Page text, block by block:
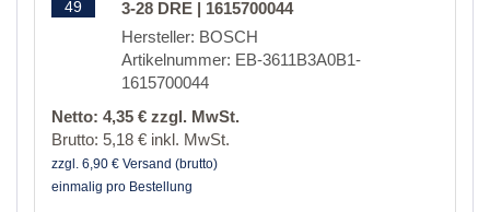
49
3-28 DRE | 1615700044
Hersteller: BOSCH
Artikelnummer: EB-3611B3A0B1-
1615700044
Netto: 4,35 € zzgl. MwSt.
Brutto: 5,18 € inkl. MwSt.
zzgl. 6,90 € Versand (brutto)
einmalig pro Bestellung